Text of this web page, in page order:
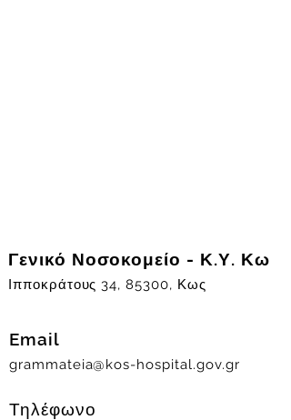
Γενικό Νοσοκομείο - Κ.Υ. Κω
Ιπποκράτους 34, 85300, Κως
Email
grammateia@kos-hospital.gov.gr
Τηλέφωνο